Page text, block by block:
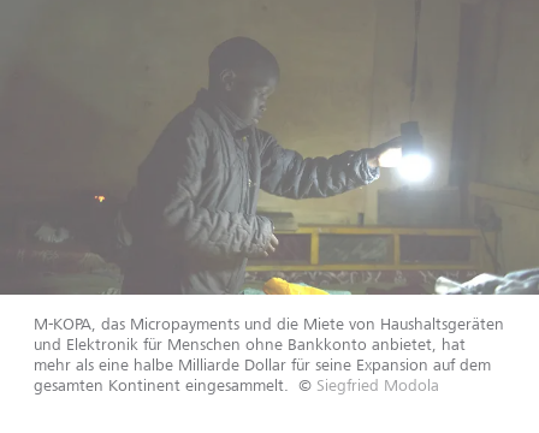
M-KOPA, das Micropayments und die Miete von Haushaltsgeräten
und Elektronik für Menschen ohne Bankkonto anbietet, hat
mehr als eine halbe Milliarde Dollar für seine Expansion auf dem
gesamten Kontinent eingesammelt.
© Siegfried Modola